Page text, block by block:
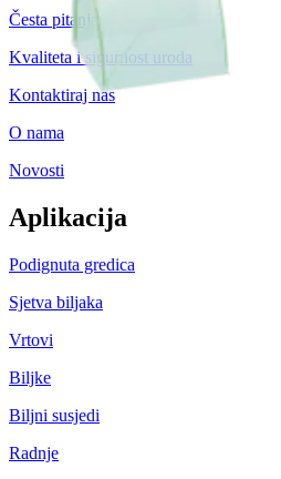
Česta pitanja
Kvaliteta i sigurnost uroda
Kontaktiraj nas
O nama
Novosti
Aplikacija
Podignuta gredica
Sjetva biljaka
Vrtovi
Biljke
Biljni susjedi
Radnje